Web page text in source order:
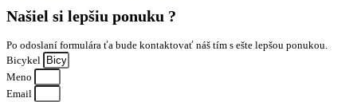
Našiel si lepšiu ponuku ?
Po odoslaní formulára ťa bude kontaktovať náš tím s ešte lepšou ponukou.
Bicykel
Meno
Email